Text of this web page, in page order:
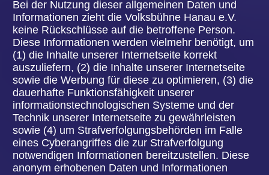
nachvollziehen zu können und dient deshalb der
rechtlichen Absicherung des für die Verarbeitung
Verantwortlichen.
Die im Rahmen einer Anmeldung zum Newsletter
erhobenen personenbezogenen Daten werden
ausschließlich zum Versand unseres Newsletters
verwendet. Ferner könnten Abonnenten des
Newsletters per E-Mail informiert werden, sofern
dies für den Betrieb des Newsletter-Dienstes oder
eine diesbezügliche Registrierung erforderlich ist,
wie dies im Falle von Änderungen am
Newsletterangebot oder bei der Veränderung der
technischen Gegebenheiten der Fall sein könnte.
Es erfolgt keine Weitergabe der im Rahmen des
Newsletter-Dienstes erhobenen
personenbezogenen Daten an Dritte. Das
Abonnement unseres Newsletters kann durch die
betroffene Person jederzeit gekündigt werden. Die